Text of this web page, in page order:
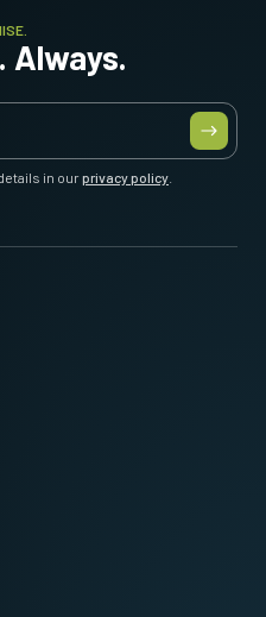
Always.
in ourprivacy policy